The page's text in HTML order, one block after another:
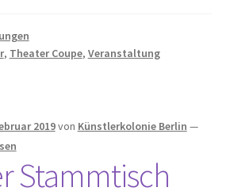
, Theater Coupe, Veranstaltung
2019von Künstlerkolonie Berlin —
Stammtisch